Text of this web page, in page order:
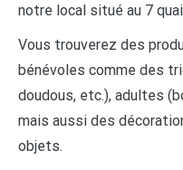
notre local situé au 7 quai
Vous trouverez des
bénévoles comme des
doudous, etc.), adultes
mais aussi des
objets.